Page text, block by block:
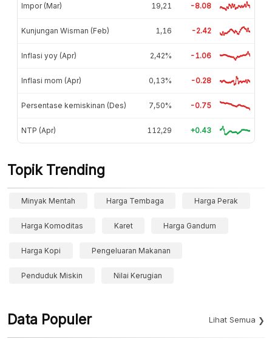
Impor (Mar) 19,21 -8.08
Kunjungan Wisman (Feb) 1,16 -2.42
Inflasi yoy (Apr) 2,42% -1.06
Inflasi mom (Apr) 0,13% -0.28
Persentase kemiskinan (Des) 7,50% -0.75
NTP (Apr) 112,29 +0.43
Topik Trending
Minyak Mentah Harga Tembaga Harga Perak
Harga Komoditas Karet Harga Gandum
Harga Kopi Pengeluaran Makanan
Penduduk Miskin Nilai Kerugian
Data Populer Lihat Semua